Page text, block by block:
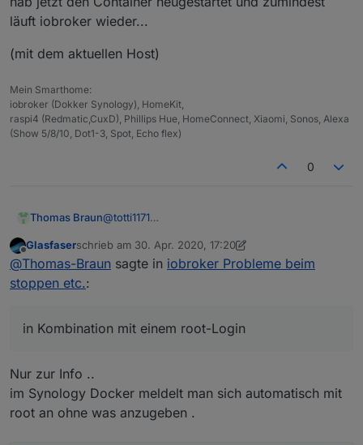
läuft iobroker wieder...
(mit dem aktuellen Host)
Mein Smarthome:
iobroker (Dokker Synology), HomeKit,
raspi4 (Redmatic,CuxD), Phillips Hue, HomeConnect, Xiaomi, Sonos, Alexa
(Show 5/8/10, Dot1-3, Spot, Echo flex)
0
Thomas Braun@totti1171
dürfte aber auch in einem Docker-Image
Quatsch sein.
Offline
Glasfaserschrieb am 30. Apr. 2020, 17:20
zuletzt editiert von Glasfaser
@Thomas-Braun sagte in iobroker Probleme beim
stoppen etc.:
in Kombination mit einem root-Login
Nur zur Info ..
im Synology Docker meldelt man sich automatisch mit
root an ohne was anzugeben .